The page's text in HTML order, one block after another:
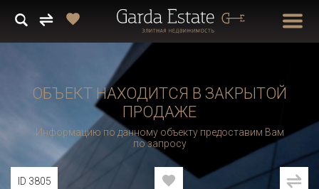
ОБЪЕКТ НАХОДИТСЯ В ЗАКРЫТОЙ
ПРОДАЖЕ
Информацию по данному объекту предоставим Вам
по запросу
ID 3805